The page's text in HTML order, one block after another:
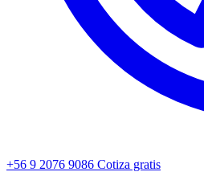
+56 9 2076 9086 Cotiza gratis